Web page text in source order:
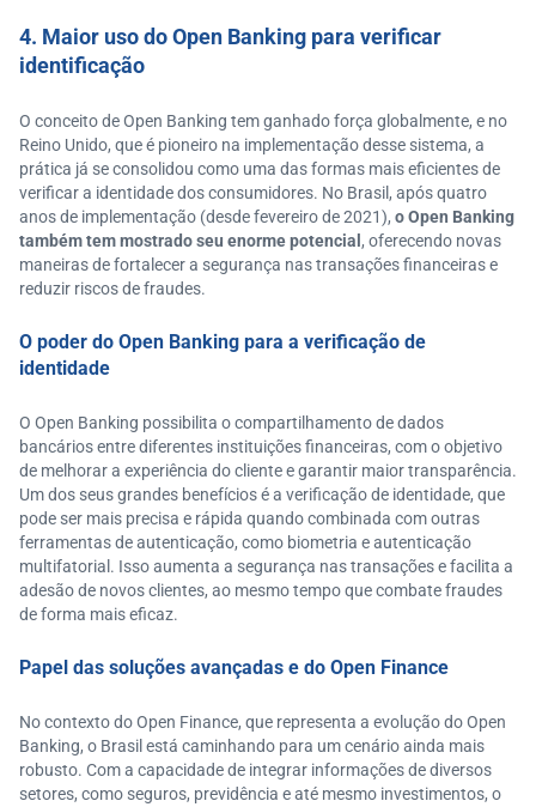
4. Maior uso do Open Banking para verificar
identificação
O conceito de Open Banking tem ganhado força globalmente, e no
Reino Unido, que é pioneiro na implementação desse sistema, a
prática já se consolidou como uma das formas mais eficientes de
verificar a identidade dos consumidores. No Brasil, após quatro
anos de implementação (desde fevereiro de 2021), o Open Banking
também tem mostrado seu enorme potencial , oferecendo novas
maneiras de fortalecer a segurança nas transações financeiras e
reduzir riscos de fraudes.
O poder do Open Banking para a verificação de
identidade
O Open Banking possibilita o compartilhamento de dados
bancários entre diferentes instituições financeiras, com o objetivo
de melhorar a experiência do cliente e garantir maior transparência.
Um dos seus grandes benefícios é a verificação de identidade, que
pode ser mais precisa e rápida quando combinada com outras
ferramentas de autenticação, como biometria e autenticação
multifatorial. Isso aumenta a segurança nas transações e facilita a
adesão de novos clientes, ao mesmo tempo que combate fraudes
de forma mais eficaz.
Papel das soluções avançadas e do Open Finance
No contexto do Open Finance, que representa a evolução do Open
Banking, o Brasil está caminhando para um cenário ainda mais
robusto. Com a capacidade de integrar informações de diversos
setores, como seguros, previdência e até mesmo investimentos, o